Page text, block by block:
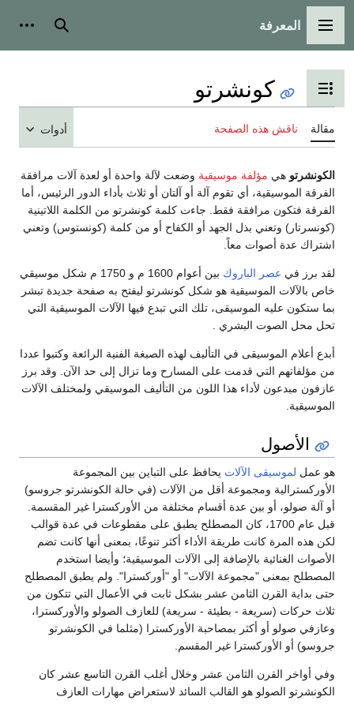
القائمة الرئيسية
المعرفة بحث
تبديل عرض جدول المحتويات
كونشرتو
مقالة ناقش هذه الصفحة أدوات
الكونشرتو هي مؤلفة موسيقية وضعت لآلة واحدة أو لعدة آلات مرافقة
الفرقة الموسيقية، أي تقوم آلة أو آلتان أو ثلاث بأداء الدور الرئيس، أما
الفرقة فتكون مرافقة فقط. جاءت كلمة كونشرتو من الكلمة اللاتينية
(كونسرتار) وتعني بذل الجهد أو الكفاح أو من كلمة (كونستوس) وتعني
اشتراك عدة أصوات معاً.
لقد برز في عصر الباروك
بين أعوام 1600 م و 1750 م شكل موسيقي
خاص بالآلات الموسيقية هو شكل كونشرتو ليفتح به صفحة جديدة تبشر
بما ستكون عليه الموسيقى، تلك التي تبدع فيها الآلات الموسيقية التي
تحل محل الصوت البشري .
أبدع أعلام الموسيقى في التأليف لهذه الصبغة الفنية الرائعة وكتبوا عددا
من مؤلفاتهم التي قدمت على المسارح وما تزال إلى حد الآن. وقد برز
عازفون مبدعون لأداء هذا اللون من التأليف الموسيقي ولمختلف الآلات
الموسيقية.
الأصول
هو عمل لموسيقى الآلات يحافظ على التباين بين المجموعة
الأوركسترالية ومجموعة أقل من الآلات (في حالة الكونشرتو جروسو)
أو آلة صولو، أو بين عدة أقسام مختلفة من الأوركسترا غير المقسمة.
قبل عام 1700، كان المصطلح يطبق على مقطوعات في عدة قوالب
لكن هذه المرة كانت طريقة الأداء أكثر تنوعًا، بمعنى أنها كانت تضم
الأصوات الغنائية بالإضافة إلى الآلات الموسيقية؛ وأيضا استخدم
المصطلح بمعنى "مجموعة الآلات" أو "أوركسترا". ولم يطبق المصطلح
حتى بداية القرن الثامن عشر بشكل ثابت في الأعمال التي تتكون من
ثلاث حركات (سريعة - بطيئة - سريعة) للعازف الصولو والأوركسترا،
وعازفي صولو أو أكثر بمصاحبة الأوركسترا (مثلما في الكونشرتو
جروسو) أو الأوركسترا غير المقسم.
وفي أواخر القرن الثامن عشر وخلال أغلب القرن التاسع عشر كان
الكونشرتو الصولو هو القالب السائد لاستعراض مهارات العازف